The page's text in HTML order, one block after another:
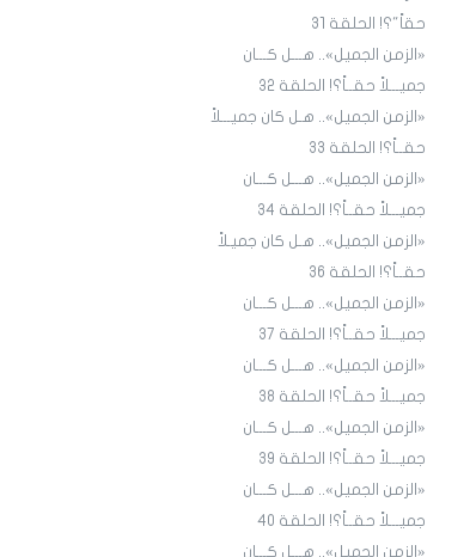
حقاً"؟! الحلقة 31
«الزمن الجميل».. هـــل كـــان
جميـــلاً حقــاً؟! الحلقة ٣٢
«الزمن الجميل».. هـل كان جميـــلاً
حقــاً؟! الحلقة 33
«الزمن الجميل».. هـــل كـــان
جميـــلاً حقــاً؟! الحلقة 34
«الزمن الجميل».. هـل كان جميـلاً
حقــاً؟! الحلقة 36
«الزمن الجميل».. هـــل كـــان
جميـــلاً حقــاً؟! الحلقة 3٧
«الزمن الجميل».. هـــل كـــان
جميـــلاً حقــاً؟! الحلقة 38
«الزمن الجميل».. هـــل كـــان
جميـــلاً حقــاً؟! الحلقة 39
«الزمن الجميل».. هـــل كـــان
جميـــلاً حقــاً؟! الحلقة 40
«الزمن الجميل».. هـــل كـــان